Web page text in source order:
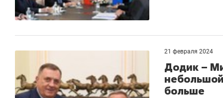
21 февраля 2024
Додик –
больше